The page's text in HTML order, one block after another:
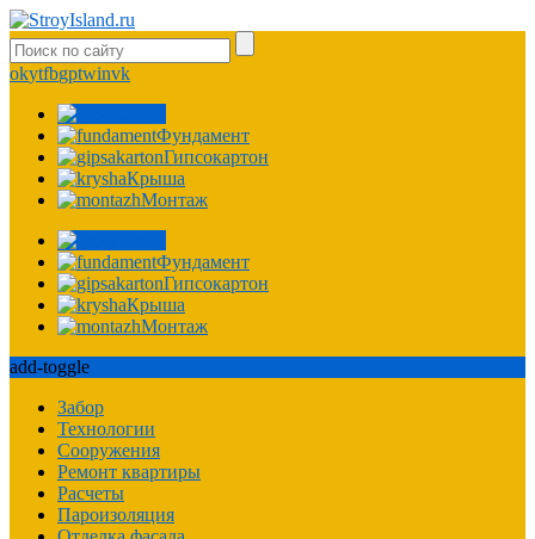
okytfbgptwinvk
Фундамент
Гипсокартон
Крыша
Монтаж
Фундамент
Гипсокартон
Крыша
Монтаж
add-toggle
Забор
Технологии
Сооружения
Ремонт квартиры
Расчеты
Пароизоляция